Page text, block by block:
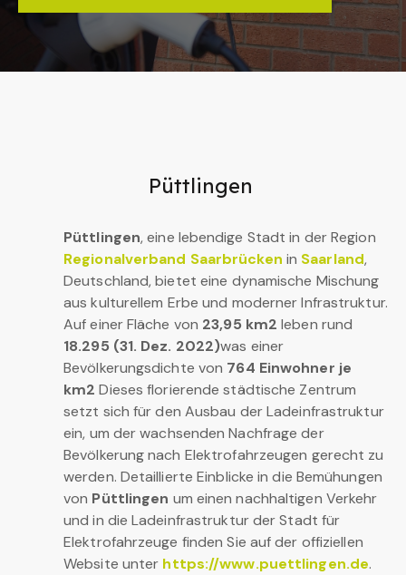
Püttlingen
Püttlingen, eine lebendige Stadt in der Region
Regionalverband Saarbrücken in Saarland,
Deutschland, bietet eine dynamische Mischung
aus kulturellem Erbe und moderner Infrastruktur.
Auf einer Fläche von 23,95 km2 leben rund
18.295 (31. Dez. 2022)was einer
Bevölkerungsdichte von 764 Einwohner je
km2 Dieses florierende städtische Zentrum
setzt sich für den Ausbau der Ladeinfrastruktur
ein, um der wachsenden Nachfrage der
Bevölkerung nach Elektrofahrzeugen gerecht zu
werden. Detaillierte Einblicke in die Bemühungen
von Püttlingen um einen nachhaltigen Verkehr
und in die Ladeinfrastruktur der Stadt für
Elektrofahrzeuge finden Sie auf der offiziellen
Website unter https://www.puettlingen.de.